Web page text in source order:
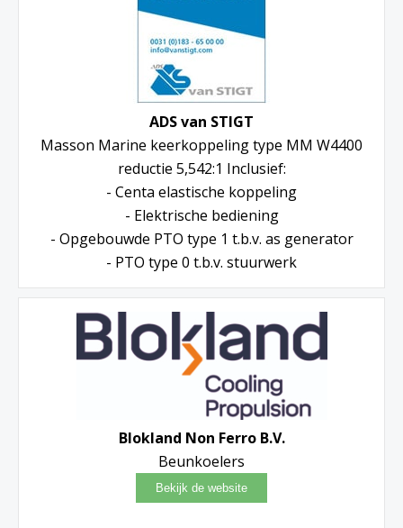
ADS van STIGT
Masson Marine keerkoppeling type MM W4400
reductie 5,542:1 Inclusief:
- Centa elastische koppeling
- Elektrische bediening
- Opgebouwde PTO type 1 t.b.v. as generator
- PTO type 0 t.b.v. stuurwerk
Blokland Non Ferro B.V.
Beunkoelers